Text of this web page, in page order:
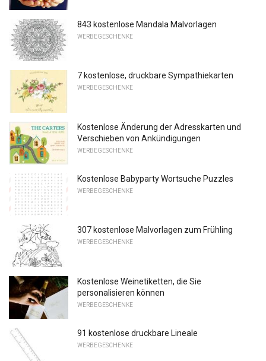
843 kostenlose Mandala Malvorlagen
WERBEGESCHENKE
7 kostenlose, druckbare Sympathiekarten
WERBEGESCHENKE
Kostenlose Änderung der Adresskarten und
Verschieben von Ankündigungen
WERBEGESCHENKE
Kostenlose Babyparty Wortsuche Puzzles
WERBEGESCHENKE
307 kostenlose Malvorlagen zum Frühling
WERBEGESCHENKE
Kostenlose Weinetiketten, die Sie
personalisieren können
WERBEGESCHENKE
91 kostenlose druckbare Lineale
WERBEGESCHENKE